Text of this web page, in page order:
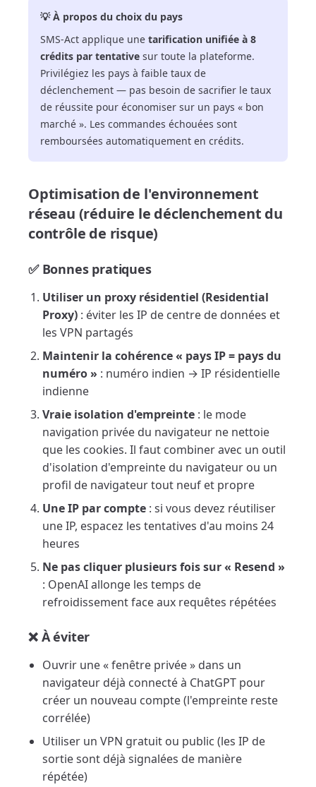
💡 À propos du choix du pays
SMS-Act applique une tarification unifiée à 8
crédits par tentative sur toute la plateforme.
Privilégiez les pays à faible taux de
déclenchement — pas besoin de sacrifier le taux
de réussite pour économiser sur un pays « bon
marché ». Les commandes échouées sont
remboursées automatiquement en crédits.
Optimisation de l'environnement
réseau (réduire le déclenchement du
contrôle de risque)
✅ Bonnes pratiques
Utiliser un proxy résidentiel (Residential
Proxy) : éviter les IP de centre de données et
les VPN partagés
Maintenir la cohérence « pays IP = pays du
numéro » : numéro indien → IP résidentielle
indienne
Vraie isolation d'empreinte : le mode
navigation privée du navigateur ne nettoie
que les cookies. Il faut combiner avec un outil
d'isolation d'empreinte du navigateur ou un
profil de navigateur tout neuf et propre
Une IP par compte : si vous devez réutiliser
une IP, espacez les tentatives d'au moins 24
heures
Ne pas cliquer plusieurs fois sur « Resend »
: OpenAI allonge les temps de
refroidissement face aux requêtes répétées
❌ À éviter
Ouvrir une « fenêtre privée » dans un
navigateur déjà connecté à ChatGPT pour
créer un nouveau compte (l'empreinte reste
corrélée)
Utiliser un VPN gratuit ou public (les IP de
sortie sont déjà signalées de manière
répétée)